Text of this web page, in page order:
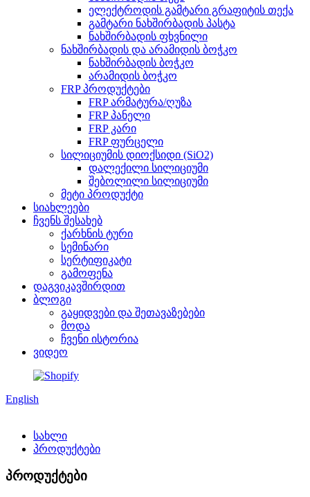
ელექტროდის გამტარი გრაფიტის თექა
გამტარი ნახშირბადის პასტა
ნახშირბადის ფხვნილი
ნახშირბადის და არამიდის ბოჭკო
ნახშირბადის ბოჭკო
არამიდის ბოჭკო
FRP პროდუქტები
FRP არმატურა/ღუზა
FRP პანელი
FRP კარი
FRP ფურცელი
სილიციუმის დიოქსიდი (SiO2)
დალექილი სილიციუმი
შებოლილი სილიციუმი
მეტი პროდუქტი
სიახლეები
ჩვენს შესახებ
ქარხნის ტური
სემინარი
სერტიფიკატი
გამოფენა
დაგვიკავშირდით
ბლოგი
გაყიდვები და შეთავაზებები
მოდა
ჩვენი ისტორია
ვიდეო
English
სახლი
პროდუქტები
პროდუქტები